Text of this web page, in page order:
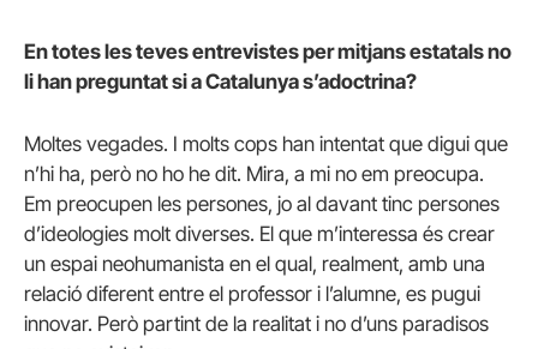
En totes les teves entrevistes per mitjans estatals no
li han preguntat si a Catalunya s’adoctrina?
Moltes vegades. I molts cops han intentat que digui que
n’hi ha, però no ho he dit. Mira, a mi no em preocupa.
Em preocupen les persones, jo al davant tinc persones
d’ideologies molt diverses. El que m’interessa és crear
un espai neohumanista en el qual, realment, amb una
relació diferent entre el professor i l’alumne, es pugui
innovar. Però partint de la realitat i no d’uns paradisos